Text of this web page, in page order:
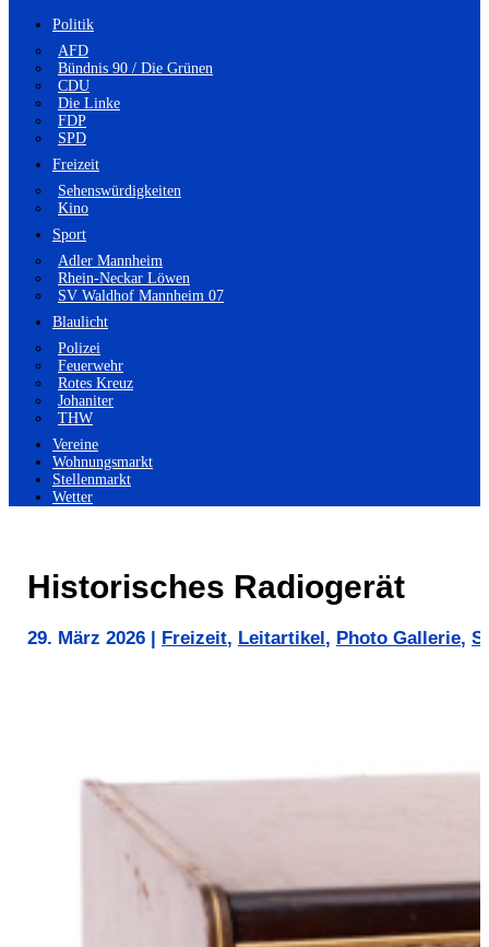
Politik
AFD
Bündnis 90 / Die Grünen
CDU
Die Linke
FDP
SPD
Freizeit
Sehenswürdigkeiten
Kino
Sport
Adler Mannheim
Rhein-Neckar Löwen
SV Waldhof Mannheim 07
Blaulicht
Polizei
Feuerwehr
Rotes Kreuz
Johaniter
THW
Vereine
Wohnungsmarkt
Stellenmarkt
Wetter
Historisches Radiogerät
29. März 2026 Freizeit, Leitartikel , Photo Gallerie,